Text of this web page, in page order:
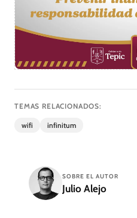
TEMAS RELACIONADOS:
wifi infinitum
SOBRE EL AUTOR
Julio Alejo